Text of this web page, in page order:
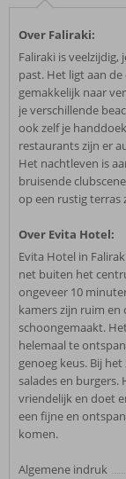
Over Faliraki:
Faliraki is
past. Het ligt aan
gemakkelijk naar
je verschillende
ook zelf je
restaurants zijn er
Het nachtleven is
bruisende
op een rustig terras
Over Evita Hotel:
Evita Hotel in
net buiten het
ongeveer 10
kamers zijn ruim
schoongemaakt.
helemaal te
genoeg keus. Bij
salades en burgers.
vriendelijk en doet
een fijne en
komen.
Algemene indruk